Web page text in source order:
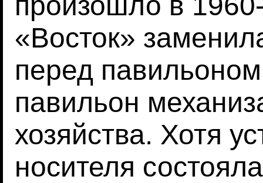
«Восток»
перед
павильон
хозяйства. Хотя
носителя